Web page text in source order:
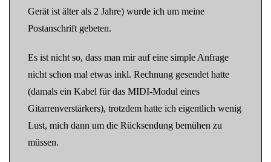
Gerät ist älter als 2 Jahre) wurde ich um meine
Postanschrift gebeten.
Es ist nicht so, dass man mir auf eine simple Anfrage
nicht schon mal etwas inkl. Rechnung gesendet hatte
(damals ein Kabel für das MIDI-Modul eines
Gitarrenverstärkers), trotzdem hatte ich eigentlich wenig
Lust, mich dann um die Rücksendung bemühen zu
müssen.